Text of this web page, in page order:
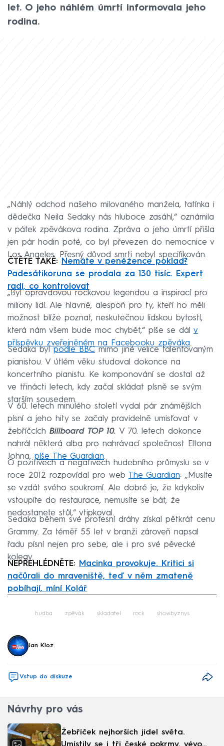
let. O jeho náhlém úmrtí informovala jeho
rodina.
„Náhlý odchod našeho milovaného manžela, tatínka i
dědečka Neila Sedaky nás hluboce zasáhl,“ oznámila
v pátek zpěvákova rodina. Zpráva o jeho úmrtí přišla
jen pár hodin poté, co byl převezen do nemocnice v
Los Angeles. Přesný důvod smrti nebyl specifikován.
ČTĚTE TAKÉ: Nemáte v peněžence poklad?
Padesátikoruna se prodala za 130 tisíc. Expert
radí, co kontrolovat
„Byl opravdovou rockovou legendou a inspirací pro
miliony lidí. Ale hlavně, alespoň pro ty, kteří ho měli
možnost blíže poznat, neskutečnou lidskou bytostí,
která nám všem bude moc chybět,“ píše se dál v
příspěvku zveřejněném na Facebooku zpěváka.
Sedaka byl podle BBC mimo jiné velice talentovaným
pianistou. V útlém věku studoval dokonce na
koncertního pianistu. Ke komponování se dostal až
ve třinácti letech, kdy začal skládat písně se svým
starším sousedem.
V 60. letech minulého století vydal pár známějších
písní a jeho hity se začaly pravidelně umisťovat v
žebříčcích Billboard TOP 10. V 70. letech dokonce
nahrál některá alba pro nahrávací společnost Eltona
Johna, píše The Guardian.
O pozitivech a negativech hudebního průmyslu se v
roce 2012 rozpovídal pro web The Guardian: „Musíte
se vzdát svého soukromí. Ale dobré je, že kdykoliv
vstoupíte do restaurace, nemusíte se bát, že
nedostanete stůl,“ vtipkoval.
Sedaka během své profesní dráhy získal pětkrát cenu
Grammy. Za téměř 55 let v branži zároveň napsal
řadu písní nejen pro sebe, ale i pro své pěvecké
kolegy.
NEPŘEHLÉDNĚTE: Macinka provokuje. Kritici si
načůrali do mraveniště, teď v něm zmateně
pobíhají, míní Kolář
hudba zpěvák skladatel rock showbyznys
Jan Kloz
Vstup do diskuze
Návrhy pro vás
Žebříček nejhorších jídel světa.